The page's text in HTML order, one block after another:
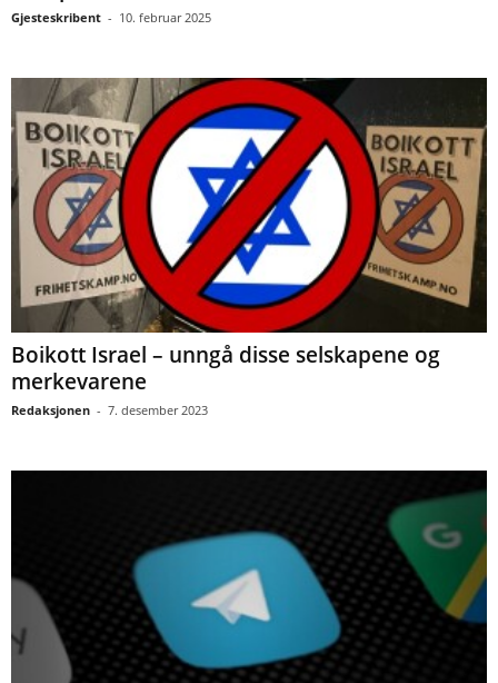
Gjesteskribent - 10. februar 2025
Boikott Israel – unngå disse selskapene og
merkevarene
Redaksjonen - 7. desember 2023